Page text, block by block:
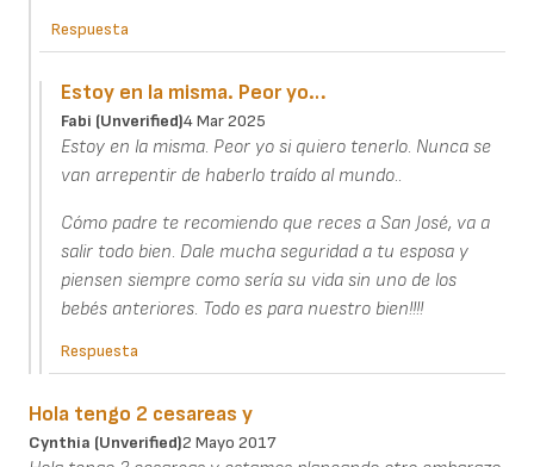
Respuesta
Estoy en la misma. Peor yo…
Fabi (unverified)4 Mar 2025
Estoy en la misma. Peor yo si quiero tenerlo. Nunca se
van arrepentir de haberlo traído al mundo..
Cómo padre te recomiendo que reces a San José, va a
salir todo bien. Dale mucha seguridad a tu esposa y
piensen siempre como sería su vida sin uno de los
bebés anteriores. Todo es para nuestro bien!!!!
Respuesta
Hola tengo 2 cesareas y
Cynthia (unverified)2 Mayo 2017